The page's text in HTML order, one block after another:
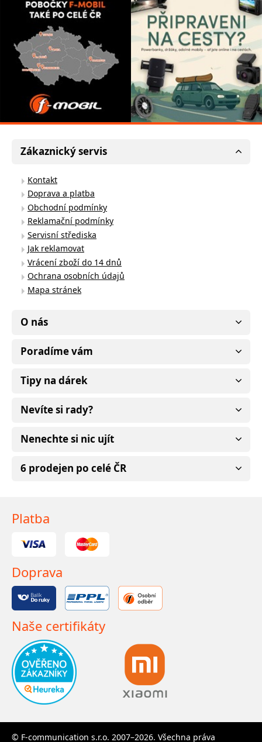
Zákaznický servis
Kontakt
Doprava a platba
Obchodní podmínky
Reklamační podmínky
Servisní střediska
Jak reklamovat
Vrácení zboží do 14 dnů
Ochrana osobních údajů
Mapa stránek
O nás
Poradíme vám
Tipy na dárek
Nevíte si rady?
Nenechte si nic ujít
6 prodejen po celé ČR
Platba
Doprava
Naše certifikáty
© F-communication s.r.o. 2007–2026. Všechna práva